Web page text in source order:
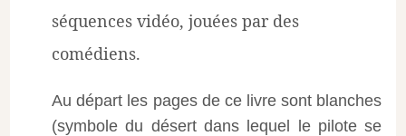
séquences vidéo, jouées par des
comédiens.
Au départ les pages de ce livre sont blanches
(symbole du désert dans lequel le pilote se